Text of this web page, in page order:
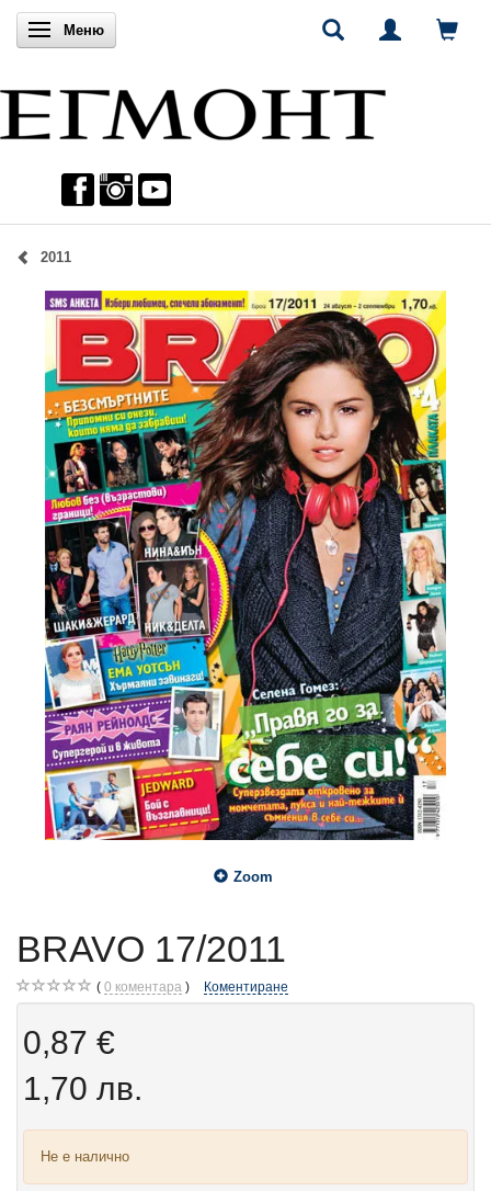
Включи навигацията
Меню
2011
Zoom
BRAVO 17/2011
0 коментара Коментиране
0,87 €
1,70 лв.
Не е налично